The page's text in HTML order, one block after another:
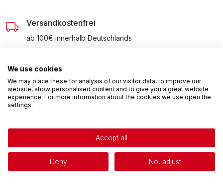
Versandkostenfrei
ab 100€ innerhalb Deutschlands
Einfach und sicher bezahlt
mit PayPal, Lastschrift, Kreditkarte oder Vorkasse
per E-Mail, Chat und Telefon
Hergestellt in Polen
We use cookies
We may place these for analysis of our visitor data, to improve our
website, show personalised content and to give you a great website
experience. For more information about the cookies we use open the
settings.
Accept all
Deny No, adjust